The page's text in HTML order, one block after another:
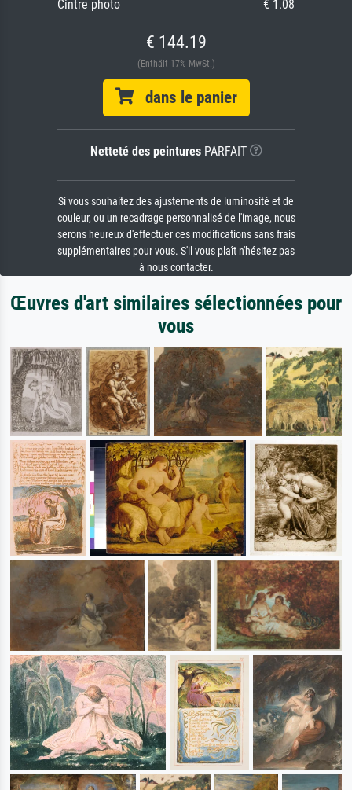
Cintre photo
€ 1.08
€ 144.19
(Enthält 17% MwSt.)
dans le panier
Netteté des peinturesPARFAIT
Si vous souhaitez des ajustements de luminosité et de
couleur, ou un recadrage personnalisé de l'image, nous
serons heureux d'effectuer ces modifications sans frais
supplémentaires pour vous. S'il vous plaît n'hésitez pas
à nous contacter.
Œuvres d'art similaires sélectionnées pour
vous